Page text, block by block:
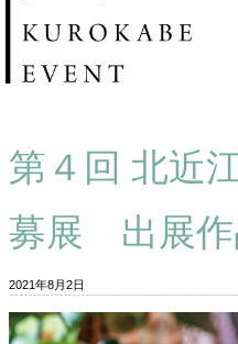
第４回 北近
募展 出展作
2021年8月2日